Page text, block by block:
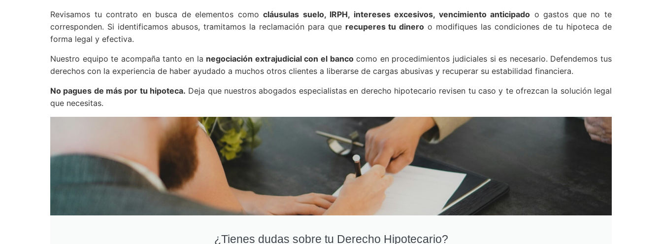
Revisamos tu contrato en busca de elementos comocláusulas suelo, IRPH, intereses excesivos, vencimiento anticipado o gastos que no te
corresponden. Si identificamos abusos, tramitamos la reclamación para que recuperes tu dinero o modifiques las condiciones de tu hipoteca de
forma legal y efectiva.
Nuestro equipo te acompaña tanto en la negociación extrajudicial con el bancocomo en procedimientos judiciales si es necesario. Defendemos tus
derechos con la experiencia de haber ayudado a muchos otros clientes a liberarse de cargas abusivas y recuperar su estabilidad financiera.
No pagues de más por tu hipoteca. Deja que nuestros abogados especialistas en derecho hipotecario revisen tu caso y te ofrezcan la solución legal
que necesitas.
¿Tienes dudas sobre tu Derecho Hipotecario?